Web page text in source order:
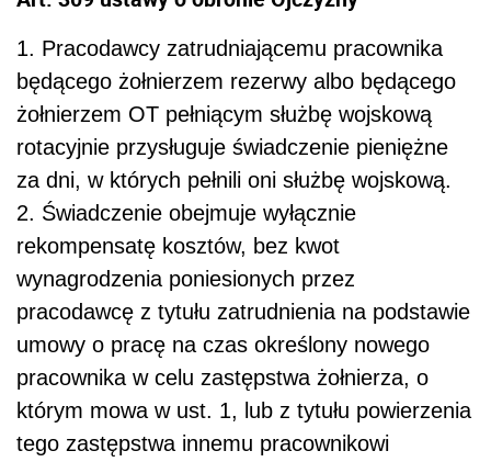
1. Pracodawcy zatrudniającemu pracownika
będącego żołnierzem rezerwy albo będącego
żołnierzem OT pełniącym służbę wojskową
rotacyjnie przysługuje świadczenie pieniężne
za dni, w których pełnili oni służbę wojskową.
2. Świadczenie obejmuje wyłącznie
rekompensatę kosztów, bez kwot
wynagrodzenia poniesionych przez
pracodawcę z tytułu zatrudnienia na podstawie
umowy o pracę na czas określony nowego
pracownika w celu zastępstwa żołnierza, o
którym mowa w ust. 1, lub z tytułu powierzenia
tego zastępstwa innemu pracownikowi